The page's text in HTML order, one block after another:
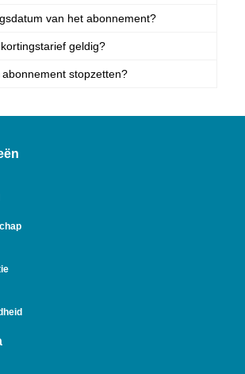
van het abonnement?
geldig?
stopzetten?